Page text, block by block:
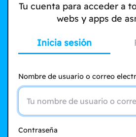
Tu cuenta para acceder a
webs y apps de
Inicia sesión
Nombre de usuario o correo
Contraseña